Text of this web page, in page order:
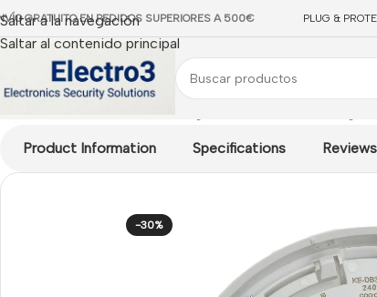
Saltar a la navegación
Saltar al contenido principal
GRATUITO EN PEDIDOS SUPERIORES A 500€ PLUG &
Product Information Specifications Reviews
-30%